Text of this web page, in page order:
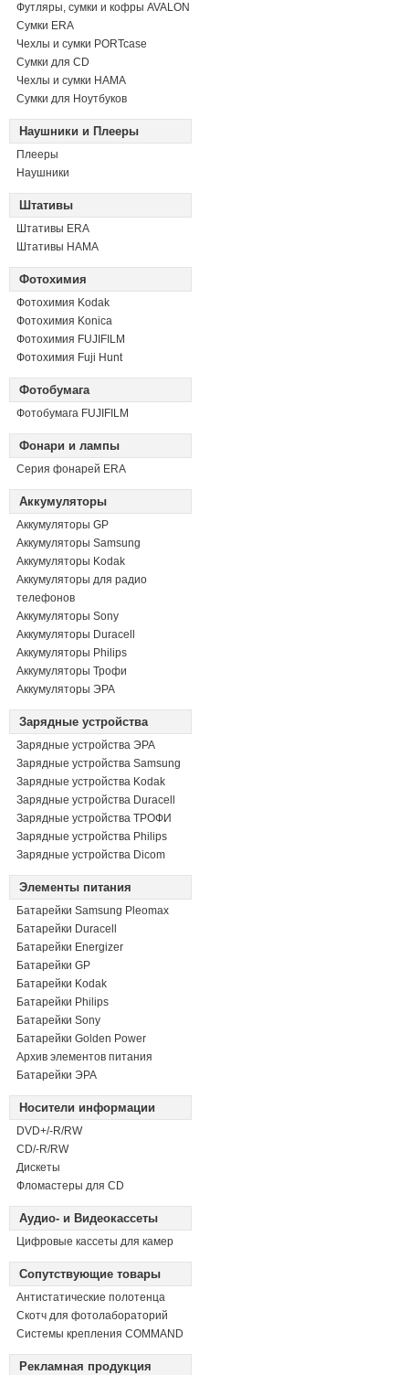
Футляры, сумки и кофры AVALON
Сумки ERA
Чехлы и сумки PORTcase
Сумки для CD
Чехлы и сумки HAMA
Сумки для Ноутбуков
Наушники и Плееры
Плееры
Наушники
Штативы
Штативы ERA
Штативы HAMA
Фотохимия
Фотохимия Kodak
Фотохимия Konica
Фотохимия FUJIFILM
Фотохимия Fuji Hunt
Фотобумага
Фотобумага FUJIFILM
Фонари и лампы
Серия фонарей ERA
Аккумуляторы
Аккумуляторы GP
Аккумуляторы Samsung
Аккумуляторы Kodak
Аккумуляторы для радио
телефонов
Аккумуляторы Sony
Аккумуляторы Duracell
Аккумуляторы Philips
Аккумуляторы Трофи
Аккумуляторы ЭРА
Зарядные устройства
Зарядные устройства ЭРА
Зарядные устройства Samsung
Зарядные устройства Kodak
Зарядные устройства Duracell
Зарядные устройства ТРОФИ
Зарядные устройства Philips
Зарядные устройства Dicom
Элементы питания
Батарейки Samsung Pleomax
Батарейки Duracell
Батарейки Energizer
Батарейки GP
Батарейки Kodak
Батарейки Philips
Батарейки Sony
Батарейки Golden Power
Архив элементов питания
Батарейки ЭРА
Носители информации
DVD+/-R/RW
СD/-R/RW
Дискеты
Фломастеры для CD
Аудио- и Видеокассеты
Цифровые кассеты для камер
Сопутствующие товары
Антистатические полотенца
Скотч для фотолабораторий
Системы крепления COMMAND
Рекламная продукция